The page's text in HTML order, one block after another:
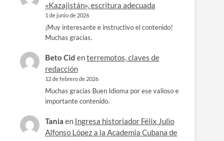
«Kazajistán», escritura adecuada
1 de junio de 2026
¡Muy interesante e instructivo el contenido!
Muchas gracias.
Beto Cid enterremotos, claves de
redacción
12 de febrero de 2026
Muchas gracias Buen Idioma por ese valioso e
importante contenido.
Tania en Ingresa historiador Félix Julio
Alfonso López a la Academia Cubana de